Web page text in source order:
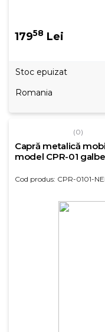
17958 Lei
Stoc epuizat
Romania
(0)
Capră metalică
model CPR-01
Cod produs: CPR-0101-